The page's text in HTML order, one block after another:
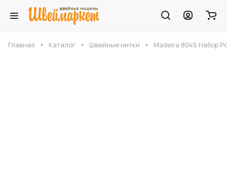
Главная Каталог Швейные нитки Madeira 8045 Набор